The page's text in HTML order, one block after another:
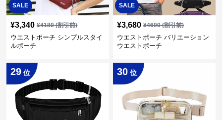
SALE
¥3,340 ¥4180(割引前)
ウエストポーチ シンプルスタイ
ルポーチ
SALE
¥3,680 ¥4600(割引前)
ウエストポーチ バリエーション
ウエストポーチ
29 位 30 位